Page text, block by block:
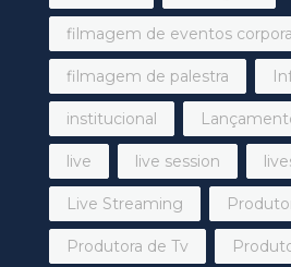
filmagem de eventos
filmagem de palestra
institucional
live live session
Live Streaming
Produtora de Tv